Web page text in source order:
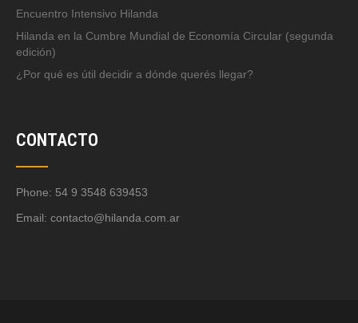
Encuentro Intensivo Hilanda
Hilanda en la Cumbre Mundial de Economía Circular (segunda
edición)
¿Por qué es útil decidir a dónde querés llegar?
CONTACTO
Phone: 54 9 3548 639453
Email: contacto@hilanda.com.ar